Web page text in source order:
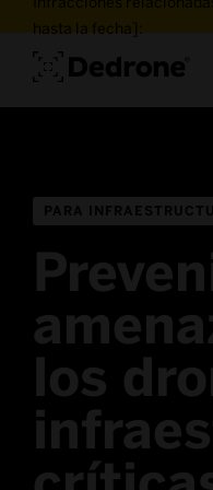
hasta la fecha]:
los